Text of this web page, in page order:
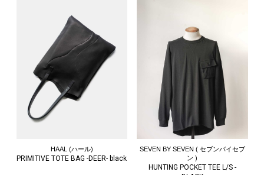
HAAL (ハール)
PRIMITIVE TOTE BAG -DEER- black
SEVEN BY SEVEN ( セブンバイセブ
ン )
HUNTING POCKET TEE L/S -